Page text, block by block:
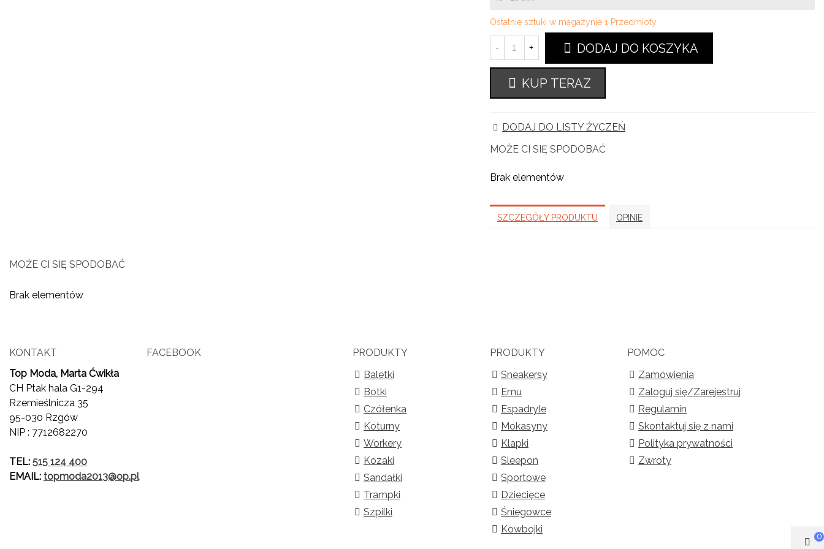
Ostatnie sztuki w magazynie 1 Przedmioty
- + DODAJ DO KOSZYKA
KUP TERAZ
DODAJ DO LISTY ŻYCZEŃ
MOŻE CI SIĘ SPODOBAĆ
Brak elementów
SZCZEGÓŁY PRODUKTU OPINIE
MOŻE CI SIĘ SPODOBAĆ
Brak elementów
KONTAKT
Top Moda, Marta Ćwikła
CH Ptak hala G1-294
Rzemieślnicza 35
95-030 Rzgów
NIP : 7712682270
TEL: 515 124 400
EMAIL: topmoda2013@op.pl
FACEBOOK
PRODUKTY
Baletki
Botki
Czółenka
Koturny
Workery
Kozaki
Sandałki
Trampki
Szpilki
PRODUKTY
Sneakersy
Emu
Espadryle
Mokasyny
Klapki
Sleepon
Sportowe
Dziecięce
Śniegowce
Kowbojki
POMOC
Zamówienia
Zaloguj się/Zarejestruj
Regulamin
Skontaktuj się z nami
Polityka prywatności
Zwroty
0